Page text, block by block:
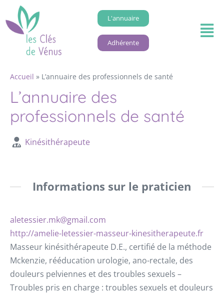
L'annuaire
Adhérente
Accueil » L’annuaire des professionnels de santé
L’annuaire des
professionnels de santé
Kinésithérapeute
Informations sur le praticien
aletessier.mk@gmail.com
http://amelie-letessier-masseur-kinesitherapeute.fr
Masseur kinésithérapeute D.E., certifié de la méthode
Mckenzie, rééducation urologie, ano-rectale, des
douleurs pelviennes et des troubles sexuels –
Troubles pris en charge : troubles sexuels et douleurs